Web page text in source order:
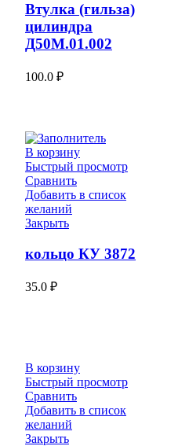
Втулка (гильза)
цилиндра
Д50М.01.002
100.0 ₽
В корзину
Быстрый просмотр
Сравнить
Добавить в список
желаний
Закрыть
кольцо КУ 3872
35.0 ₽
В корзину
Быстрый просмотр
Сравнить
Добавить в список
желаний
Закрыть